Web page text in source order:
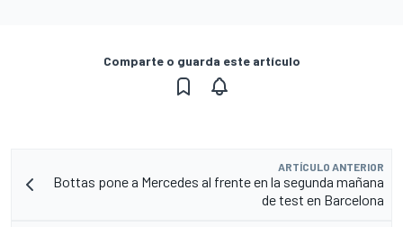
Comparte o guarda este artículo
ARTÍCULO ANTERIOR
Bottas pone a Mercedes al frente en la segunda mañana
de test en Barcelona